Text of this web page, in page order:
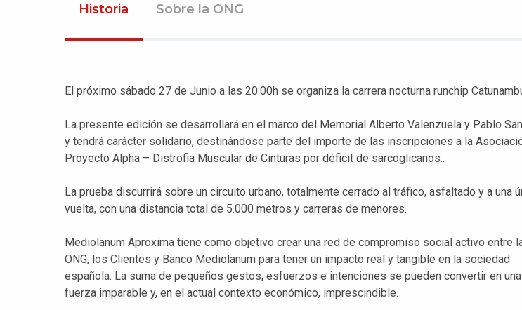
Historia Sobre la ONG
El próximo sábado 27 de Junio a las 20:00h se organiza la carrera nocturna runchip
La presente edición se desarrollará en el marco del Memorial Alberto Valenzuela y Pablo
y tendrá carácter solidario, destinándose parte del importe de las inscripciones a la
Proyecto Alpha – Distrofia Muscular de Cinturas por déficit de sarcoglicanos..
La prueba discurrirá sobre un circuito urbano, totalmente cerrado al tráfico, asfaltado y a una
vuelta, con una distancia total de 5.000 metros y carreras de menores.
Mediolanum Aproxima tiene como objetivo crear una red de compromiso social activo entre
ONG, los Clientes y Banco Mediolanum para tener un impacto real y tangible en la sociedad
española. La suma de pequeños gestos, esfuerzos e intenciones se pueden convertir en una
fuerza imparable y, en el actual contexto económico, imprescindible.